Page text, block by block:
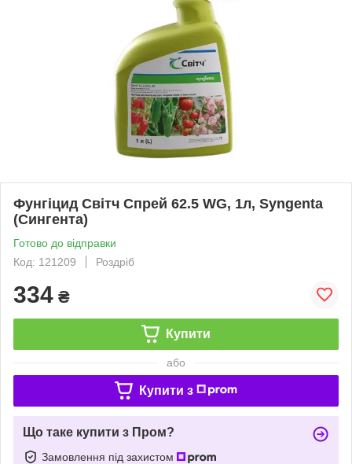
Фунгіцид Світч Спрей 62.5 WG, 1л, Syngenta
(Сингента)
Готово до відправки
Код: 121209
Роздріб
334 ₴
Купити
або
Купити з
Що таке купити з Пром?
Замовлення під захистом